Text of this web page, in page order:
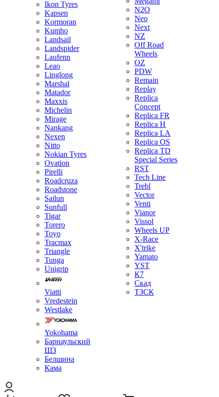
Ikon Tyres
Kapsen
Kormoran
Kumho
Landsail
Landspider
Laufenn
Leao
Linglong
Marshal
Matador
Maxxis
Michelin
Mirage
Nankang
Nexen
Nitto
Nokian Tyres
Ovation
Pirelli
Roadcruza
Roadstone
Sailun
Sunfull
Tigar
Torero
Toyo
Tracmax
Triangle
Tunga
Unigrip
Viatti
Vredestein
Westlake
Yokohama
Барнаульский
ШЗ
Белшина
Кама
N2O
Neo
Next
NZ
Off Road
Wheels
OZ
PDW
Remain
Replay
Replica
Concept
Replica FR
Replica H
Replica LA
Replica OS
Replica TD
Special Series
RST
Tech Line
Trebl
Vector
Venti
Vianor
Vissol
Wheels UP
X-Race
X'trike
Yamato
YST
К7
Скад
ТЗСК